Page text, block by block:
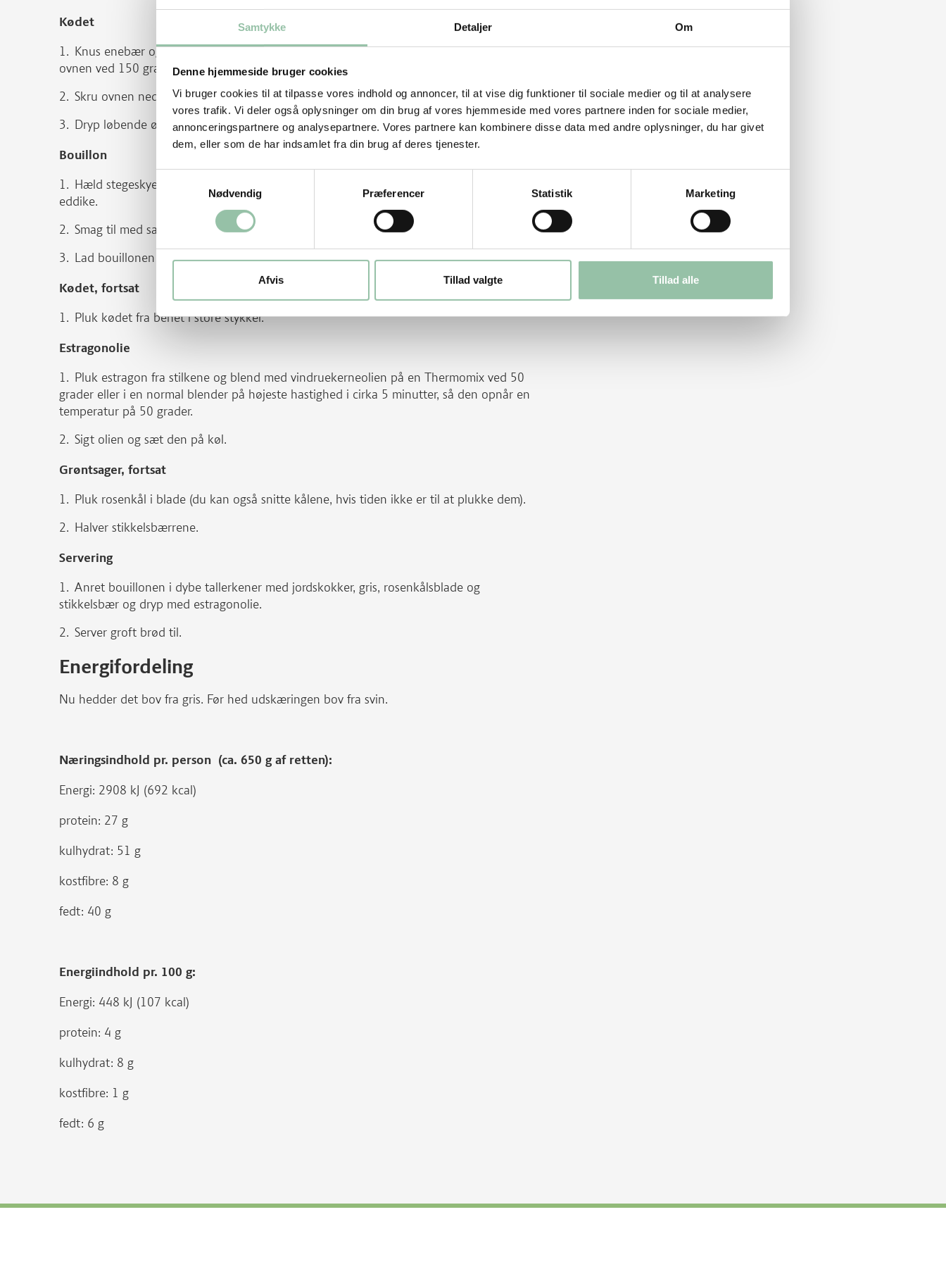
Samtykke Detaljer Om
Denne hjemmeside bruger cookies
Vi bruger cookies til at tilpasse vores indhold og annoncer, til at vise dig funktioner til sociale medier og til at analysere
vores trafik. Vi deler også oplysninger om din brug af vores hjemmeside med vores partnere inden for sociale medier,
annonceringspartnere og analysepartnere. Vores partnere kan kombinere disse data med andre oplysninger, du har givet
dem, eller som de har indsamlet fra din brug af deres tjenester.
Nødvendig
Præferencer Statistik Marketing
Afvis Tillad valgte Tillad alle
Kødet
Knus enebær og salt i en morter, gnid boven i krydderiblandingen og sæt kødet i
ovnen ved 150 grader i 2 timer.
Skru ovnen ned til 130 grader og steg videre i 3 timer.
Dryp løbende øl og most over boven, mens den steger og bruner.
Bouillon
Hæld stegeskyen op i en gryde, skum overfladen for fedt og tilsæt hønsefond, tang og
eddike.
Smag til med salt.
Lad bouillonen koge i 30 minutter og sigt tangen fra.
Kødet, fortsat
Pluk kødet fra benet i store stykker.
Estragonolie
Pluk estragon fra stilkene og blend med vindruekerneolien på en Thermomix ved 50
grader eller i en normal blender på højeste hastighed i cirka 5 minutter, så den opnår en
temperatur på 50 grader.
Sigt olien og sæt den på køl.
Grøntsager, fortsat
Pluk rosenkål i blade (du kan også snitte kålene, hvis tiden ikke er til at plukke dem).
Halver stikkelsbærrene.
Servering
Anret bouillonen i dybe tallerkener med jordskokker, gris, rosenkålsblade og
stikkelsbær og dryp med estragonolie.
Server groft brød til.
Energifordeling
Nu hedder det bov fra gris. Før hed udskæringen bov fra svin.
Næringsindhold pr. person (ca. 650 g af retten):
Energi: 2908 kJ (692 kcal)
protein: 27 g
kulhydrat: 51 g
kostfibre: 8 g
fedt: 40 g
Energiindhold pr. 100 g:
Energi: 448 kJ (107 kcal)
protein: 4 g
kulhydrat: 8 g
kostfibre: 1 g
fedt: 6 g